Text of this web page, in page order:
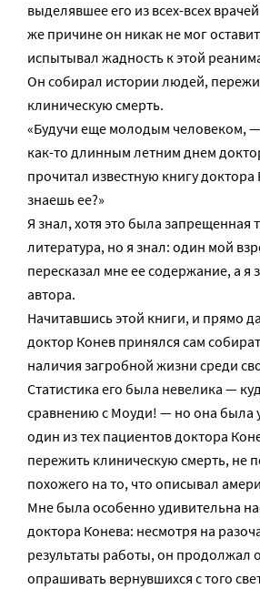
выделявшее его из всех-всех
же причине он никак не мог
испытывал жадность к этой
Он собирал истории людей,
клиническую смерть.
«Будучи еще молодым человеком,
как-то длинным летним днем
прочитал известную книгу
знаешь ее?»
Я знал, хотя это была запрещенная
литература, но я знал: один мой
пересказал мне ее содержание, а я
автора.
Начитавшись этой книги, и прямо
доктор Конев принялся сам
наличия загробной жизни среди
Статистика его была невелика —
сравнению с Моуди! — но она была
один из тех пациентов доктора
пережить клиническую смерть, не
похожего на то, что описывал
Мне была особенно удивительна
доктора Конева: несмотря на
результаты работы, он продолжал
опрашивать вернувшихся с того